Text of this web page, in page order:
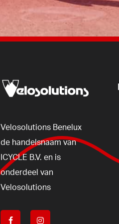
Velosolutions Benelux
de handelsnaam van
ICYCLE B.V. en is
onderdeel van
Velosolutions